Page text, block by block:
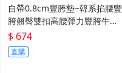
自帶0.8cm豐胯墊~韓系掐腰豐
胯翹臀雙扣高腰彈力豐胯牛仔
褲潮
$ 674
直購